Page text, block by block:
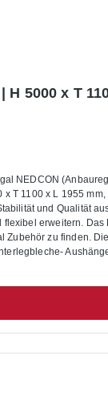
H 5000 x T
NEDCON
x L 1955 mm, ist
und Qualität
erweitern.
Montage des Palettenregals